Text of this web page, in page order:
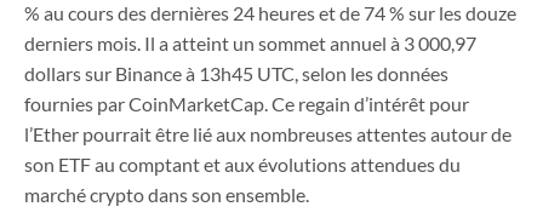
% au cours des dernières 24 heures et de 74 % sur les douze
derniers mois. Il a atteint un sommet annuel à 3 000,97
dollars sur Binance à 13h45 UTC, selon les données
fournies par CoinMarketCap. Ce regain d’intérêt pour
l’Ether pourrait être lié aux nombreuses attentes autour de
son ETF au comptant et aux évolutions attendues du
marché crypto dans son ensemble.